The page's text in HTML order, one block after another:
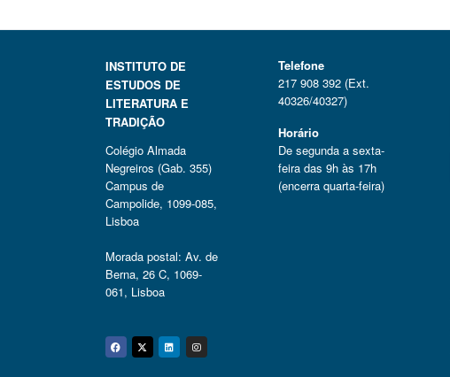
INSTITUTO DE
ESTUDOS DE
LITERATURA E
TRADIÇÃO
Colégio Almada
Negreiros (Gab. 355)
Campus de
Campolide, 1099-085,
Lisboa
Morada postal: Av. de
Berna, 26 C, 1069-
061, Lisboa
Facebook
Twitter
Linkedin
Instagram
Telefone
217 908 392 (Ext.
40326/40327)
Horário
De segunda a sexta-
feira das 9h às 17h
(encerra quarta-feira)